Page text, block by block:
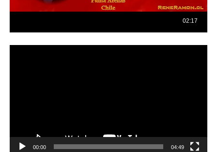
00:00 04:49